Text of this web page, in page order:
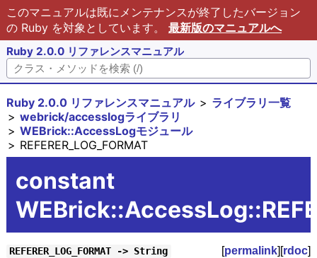
このマニュアルは既にメンテナンスが終了したバージョン
の Ruby を対象としています。 最新版のマニュアルへ
Ruby 2.0.0 リファレンスマニュアル
Ruby 2.0.0 リファレンスマニュアル
ライブラリ一覧
webrick/accesslogライブラリ
WEBrick::AccessLogモジュール
REFERER_LOG_FORMAT
constant
REFERER_LOG_FORMAT -> String [permalink][rdoc]